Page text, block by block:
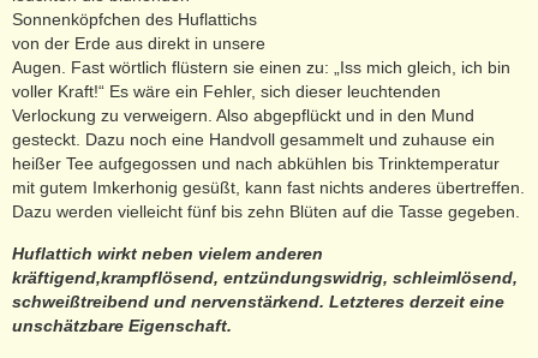
Sonnenköpfchen des Huflattichs
von der Erde aus direkt in unsere
Augen. Fast wörtlich flüstern sie einen zu: „Iss mich gleich, ich bin
voller Kraft!“ Es wäre ein Fehler, sich dieser leuchtenden
Verlockung zu verweigern. Also abgepflückt und in den Mund
gesteckt. Dazu noch eine Handvoll gesammelt und zuhause ein
heißer Tee aufgegossen und nach abkühlen bis Trinktemperatur
mit gutem Imkerhonig gesüßt, kann fast nichts anderes übertreffen.
Dazu werden vielleicht fünf bis zehn Blüten auf die Tasse gegeben.
Huflattich wirkt neben vielem anderen
kräftigend,krampflösend, entzündungswidrig, schleimlösend,
schweißtreibend und nervenstärkend. Letzteres derzeit eine
unschätzbare Eigenschaft.